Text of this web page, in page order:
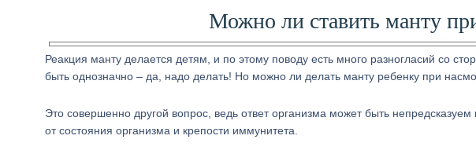
Можно ли ставить манту
Реакция манту делается детям, и по этому поводу есть много разногласий со
быть однозначно – да, надо делать! Но можно ли делать манту ребенку при
Это совершенно другой вопрос, ведь ответ организма может быть
от состояния организма и крепости иммунитета.